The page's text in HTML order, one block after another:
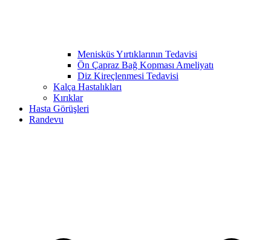
Menisküs Yırtıklarının Tedavisi
Ön Çapraz Bağ Kopması Ameliyatı
Diz Kireçlenmesi Tedavisi
Kalça Hastalıkları
Kırıklar
Hasta Görüşleri
Randevu